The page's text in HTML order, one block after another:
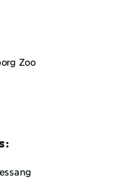
Zoo